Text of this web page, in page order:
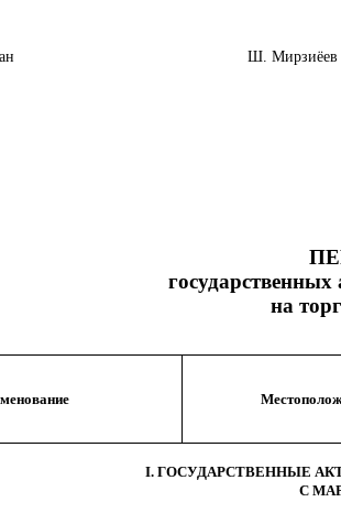
Узбекистан Ш. Мирзиёев
на
I. ГОСУДАРСТВЕННЫЕ
С